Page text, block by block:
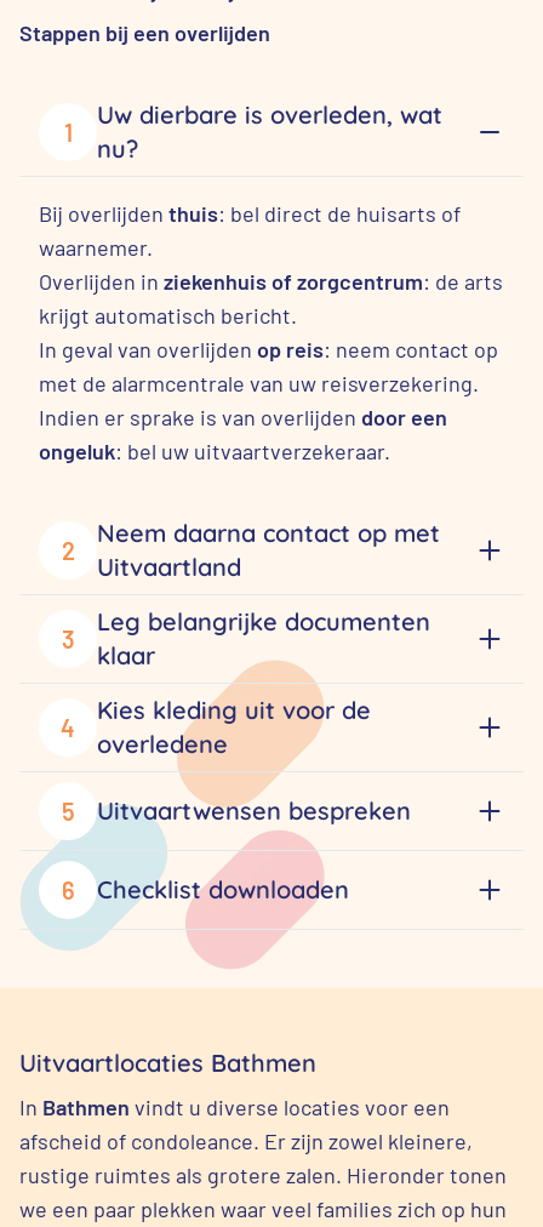
Stappen bij een overlijden
1
Uw dierbare is overleden, wat
nu?
Bij overlijden thuis: bel direct de huisarts of
waarnemer.
Overlijden in ziekenhuis of zorgcentrum: de arts
krijgt automatisch bericht.
In geval van overlijden op reis: neem contact op
met de alarmcentrale van uw reisverzekering.
Indien er sprake is van overlijden door een
ongeluk: bel uw uitvaartverzekeraar.
2
Neem daarna contact op met
Uitvaartland
3
Leg belangrijke documenten
klaar
4
Kies kleding uit voor de
overledene
5 Uitvaartwensen bespreken
6 Checklist downloaden
Uitvaartlocaties Bathmen
In Bathmen vindt u diverse locaties voor een
afscheid of condoleance. Er zijn zowel kleinere,
rustige ruimtes als grotere zalen. Hieronder tonen
we een paar plekken waar veel families zich op hun